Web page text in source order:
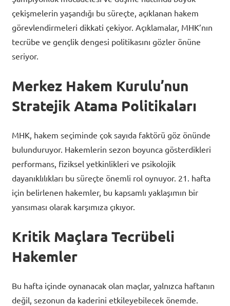
çekişmelerin yaşandığı bu süreçte, açıklanan hakem
görevlendirmeleri dikkati çekiyor. Açıklamalar, MHK’nın
tecrübe ve gençlik dengesi politikasını gözler önüne
seriyor.
Merkez Hakem Kurulu’nun
Stratejik Atama Politikaları
MHK, hakem seçiminde çok sayıda faktörü göz önünde
bulunduruyor. Hakemlerin sezon boyunca gösterdikleri
performans, fiziksel yetkinlikleri ve psikolojik
dayanıklılıkları bu süreçte önemli rol oynuyor. 21. hafta
için belirlenen hakemler, bu kapsamlı yaklaşımın bir
yansıması olarak karşımıza çıkıyor.
Kritik Maçlara Tecrübeli
Hakemler
Bu hafta içinde oynanacak olan maçlar, yalnızca haftanın
değil, sezonun da kaderini etkileyebilecek önemde.